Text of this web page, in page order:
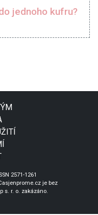
jednoho kufru?
2571-1261
je bez
s. r. o. zakázáno.